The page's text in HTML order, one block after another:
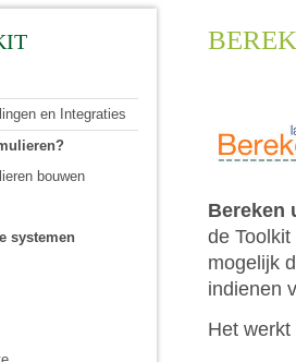
en Integraties
bouwen
systemen
Bereken
de
mogelijk
indienen
Het